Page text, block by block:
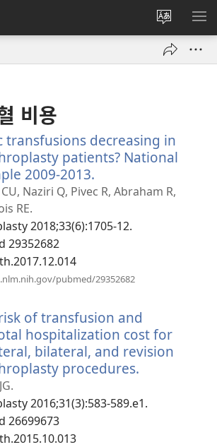
사이트
언어
변경
메
비용
transfusions decreasing in
patients? National
2009-2013.
로
창
Naziri Q, Pivec R, Abraham R,
RE.
2018;33(6):1705-12.
29352682
pubmed/29352682
창
열
기)
of transfusion and
hospitalization cost for
bilateral, and revision
procedures.
운
2016;31(3):583-589.e1.
26699673